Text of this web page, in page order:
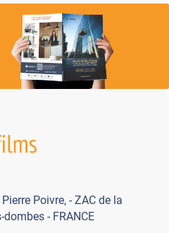
Poivre, - ZAC de la
- FRANCE